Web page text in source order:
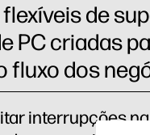
de
PC criadas
fluxo dos
interrupções na